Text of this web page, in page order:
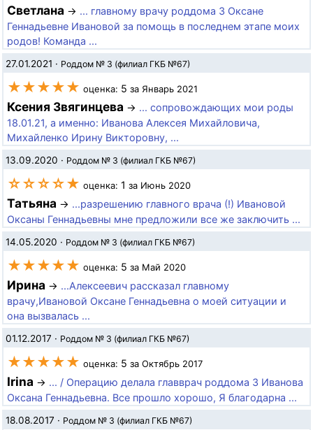
Светлана → ... главному врачу роддома 3 Оксане
Геннадьевне Ивановой за помощь в последнем этапе моих
родов! Команда ...
27.01.2021 · Роддом № 3 (филиал ГКБ №67)
★★★★★ оценка: 5 за Январь 2021
Ксения Звягинцева → ... сопровождающих мои роды
18.01.21, а именно: Иванова Алексея Михайловича,
Михайленко Ирину Викторовну, ...
13.09.2020 · Роддом № 3 (филиал ГКБ №67)
☆☆☆☆★ оценка: 1 за Июнь 2020
Татьяна → ...разрешению главного врача (!) Ивановой
Оксаны Геннадьевны мне предложили все же заключить ...
14.05.2020 · Роддом № 3 (филиал ГКБ №67)
★★★★★ оценка: 5 за Май 2020
Ирина → ...Алексеевич рассказал главному
врачу,Ивановой Оксане Геннадьевна о моей ситуации и
она вызвалась ...
01.12.2017 · Роддом № 3 (филиал ГКБ №67)
★★★★★ оценка: 5 за Октябрь 2017
Irina → ... / Операцию делала главврач роддома 3 Иванова
Оксана Геннадьевна. Все прошло хорошо, Я благодарна ...
18.08.2017 · Роддом № 3 (филиал ГКБ №67)